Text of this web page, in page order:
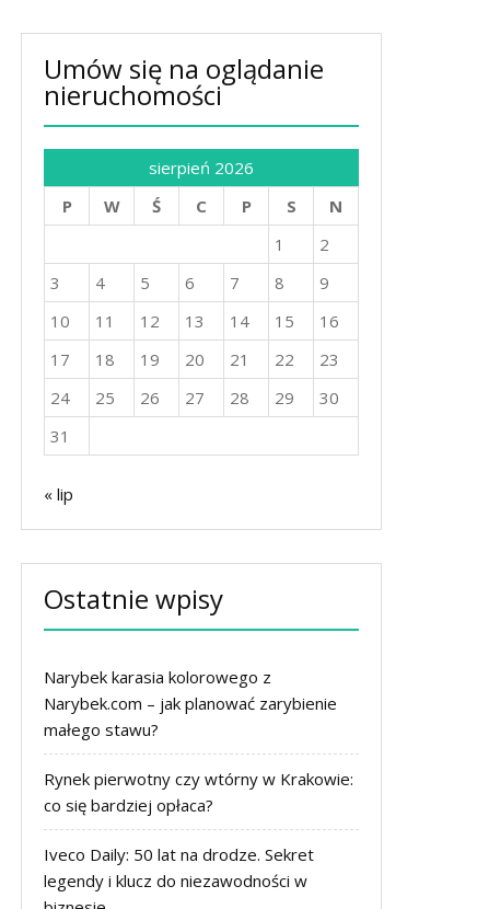
Umów się na oglądanie
nieruchomości
sierpień 2026
P
W Ś C P S
N
1
2
3
4 5 6 7 8
9
10
11 12 13 14 15
16
17
18 19 20 21 22
23
24
25 26 27 28 29
30
31
« lip
Ostatnie wpisy
Narybek karasia kolorowego z
Narybek.com – jak planować zarybienie
małego stawu?
Rynek pierwotny czy wtórny w Krakowie:
co się bardziej opłaca?
Iveco Daily: 50 lat na drodze. Sekret
legendy i klucz do niezawodności w